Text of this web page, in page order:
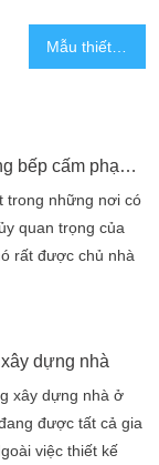
4 kiêng kỵ phòng bếp cấm phạm phải để không tiền mất tật mang
trong những nơi có
quan trọng của
rất được chủ nhà
quan trọng của
rất được chủ nhà
chí việc đặt bếp
dựng nhà
xây dựng nhà ở
được tất cả gia
việc thiết kế